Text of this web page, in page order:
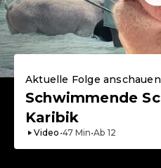
Aktuelle Folge anschauen
Schwimmende
Karibik
Video •47Min•Ab 12